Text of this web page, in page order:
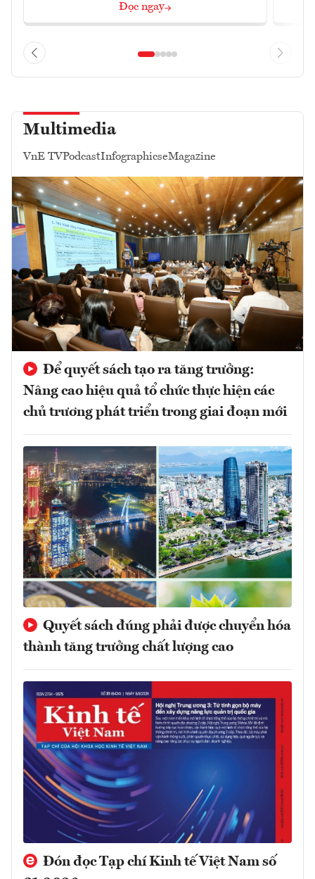
Đọc ngay
Multimedia
VnE TVPodcastInfographicseMagazine
Để quyết sách tạo ra tăng trưởng:
Nâng cao hiệu quả tổ chức thực hiện các
chủ trương phát triển trong giai đoạn mới
Quyết sách đúng phải được chuyển hóa
thành tăng trưởng chất lượng cao
Đón đọc Tạp chí Kinh tế Việt Nam số